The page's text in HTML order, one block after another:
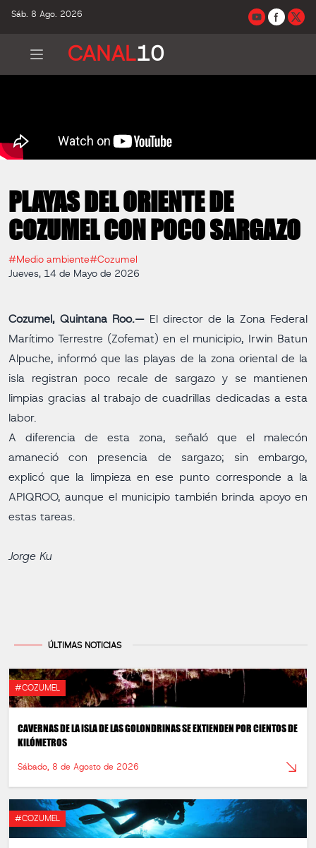
Sáb. 8 Ago. 2026
CANAL10
PLAYAS DEL ORIENTE DE
COZUMEL CON POCO SARGAZO
#Medio ambiente#Cozumel
Jueves, 14 de Mayo de 2026
Cozumel, Quintana Roo.— El director de la Zona Federal
Marítimo Terrestre (Zofemat) en el municipio, Irwin Batun
Alpuche, informó que las playas de la zona oriental de la
isla registran poco recale de sargazo y se mantienen
limpias gracias al trabajo de cuadrillas dedicadas a esta
labor.
A diferencia de esta zona, señaló que el malecón
amaneció con presencia de sargazo; sin embargo,
explicó que la limpieza en ese punto corresponde a la
APIQROO, aunque el municipio también brinda apoyo en
estas tareas.
Jorge Ku
ÚLTIMAS NOTICIAS
#COZUMEL
CAVERNAS DE LA ISLA DE LAS GOLONDRINAS SE EXTIENDEN POR CIENTOS DE
KILÓMETROS
Sábado, 8 de Agosto de 2026
#COZUMEL